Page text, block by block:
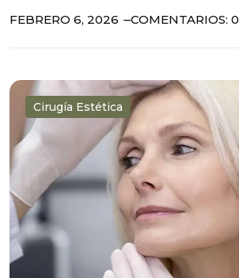
FEBRERO 6, 2026 COMENTARIOS: 0
Cirugía Estética